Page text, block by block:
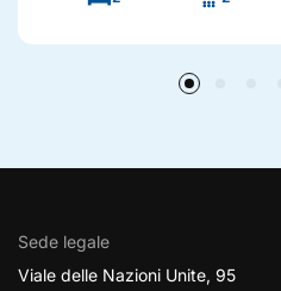
Sede legale
Viale delle Nazioni Unite, 95